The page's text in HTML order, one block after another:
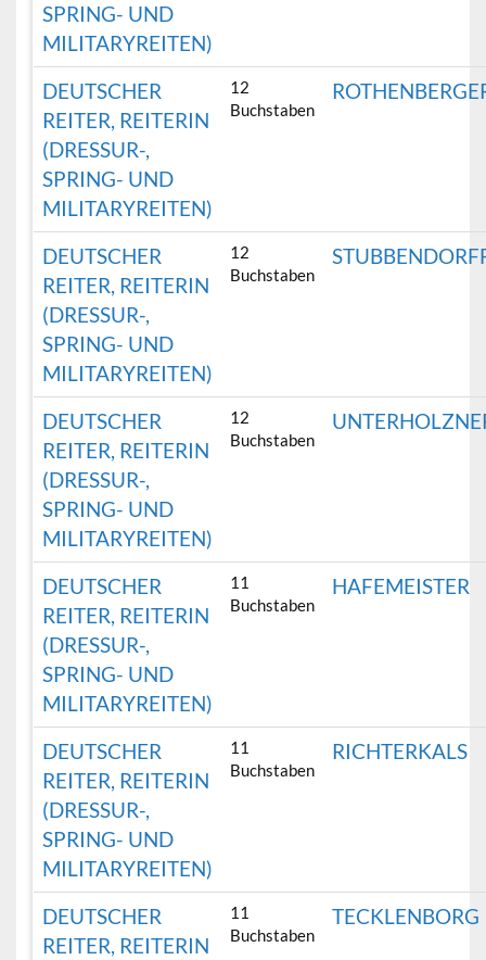
SPRING- UND
MILITARYREITEN)
DEUTSCHER
REITER, REITERIN
(DRESSUR-,
SPRING- UND
MILITARYREITEN)
12
Buchstaben
DEUTSCHER
REITER, REITERIN
(DRESSUR-,
SPRING- UND
MILITARYREITEN)
12
Buchstaben
DEUTSCHER
REITER, REITERIN
(DRESSUR-,
SPRING- UND
MILITARYREITEN)
12
Buchstaben
DEUTSCHER
REITER, REITERIN
(DRESSUR-,
SPRING- UND
MILITARYREITEN)
11
Buchstaben
HAFEMEISTER
DEUTSCHER
REITER, REITERIN
(DRESSUR-,
SPRING- UND
MILITARYREITEN)
11
Buchstaben
RICHTERKALS
DEUTSCHER
REITER, REITERIN
11
Buchstaben
TECKLENBORG